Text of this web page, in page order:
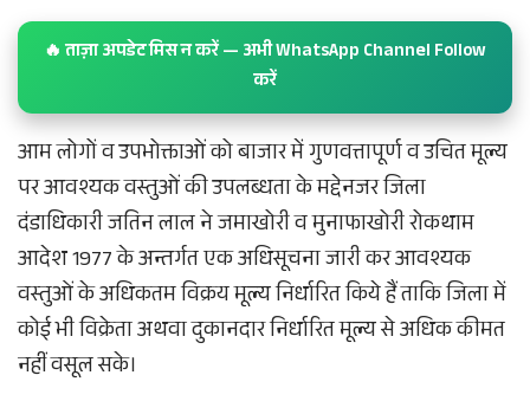
🔥 ताज़ा अपडेट मिस न करें — अभी WhatsApp Channel Follow
करें
आम लोगों व उपभोक्ताओं को बाजार में गुणवत्तापूर्ण व उचित मूल्य
पर आवश्यक वस्तुओं की उपलब्धता के मद्देनजर जिला
दंडाधिकारी जतिन लाल ने जमाखोरी व मुनाफाखोरी रोकथाम
आदेश 1977 के अन्तर्गत एक अधिसूचना जारी कर आवश्यक
वस्तुओं के अधिकतम विक्रय मूल्य निर्धारित किये हैं ताकि जिला में
कोई भी विक्रेता अथवा दुकानदार निर्धारित मूल्य से अधिक कीमत
नहीं वसूल सके।